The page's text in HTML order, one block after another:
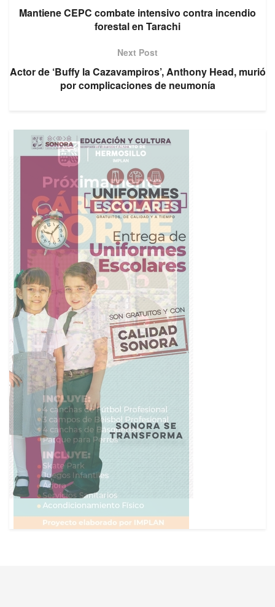
Mantiene CEPC combate intensivo contra incendio
forestal en Tarachi
Next Post
Actor de ‘Buffy la Cazavampiros’, Anthony Head, murió
por complicaciones de neumonía